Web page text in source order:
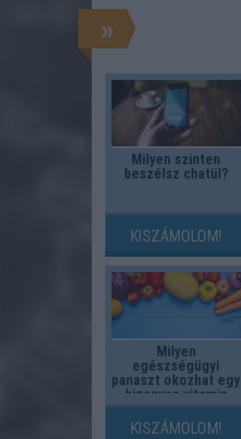
»
Milyen szinten
beszélsz chatül?
KISZÁMOLOM!
Milyen
egészségügyi
panaszt okozhat egy
bizonyos vitamin
hiánya?
KISZÁMOLOM!